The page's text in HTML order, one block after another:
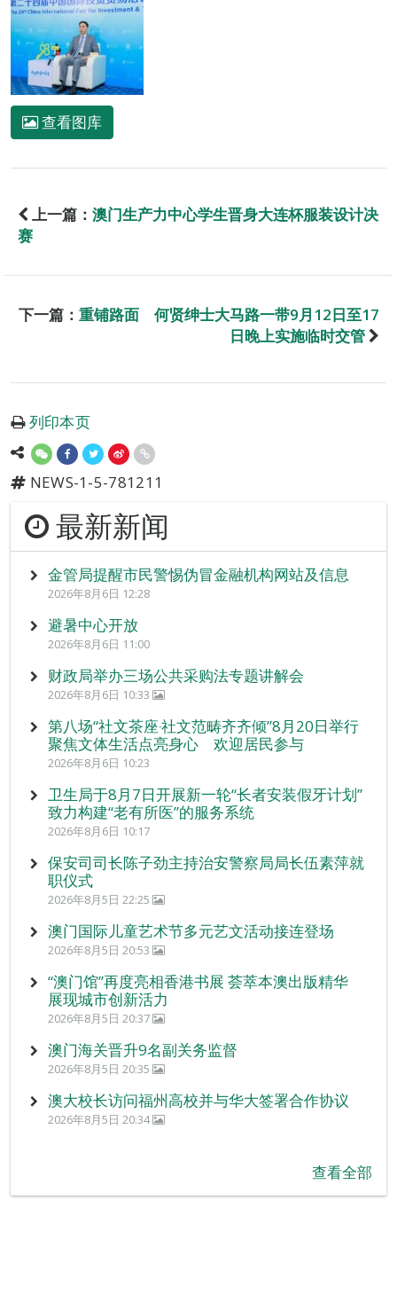
查看图库
上一篇： 澳门生产力中心学生晋身大连杯服装设计决
赛
下一篇： 重铺路面 何贤绅士大马路一带9月12日至17
日晚上实施临时交管
列印本页
NEWS-1-5-781211
最新新闻
金管局提醒市民警惕伪冒金融机构网站及信息
2026年8月6日 12:28
避暑中心开放
2026年8月6日 11:00
财政局举办三场公共采购法专题讲解会
2026年8月6日 10:33
第八场“社文茶座‧社文范畴齐齐倾”8月20日举行
聚焦文体生活点亮身心 欢迎居民参与
2026年8月6日 10:23
卫生局于8月7日开展新一轮“长者安装假牙计划”
致力构建“老有所医”的服务系统
2026年8月6日 10:17
保安司司长陈子劲主持治安警察局局长伍素萍就
职仪式
2026年8月5日 22:25
澳门国际儿童艺术节多元艺文活动接连登场
2026年8月5日 20:53
“澳门馆”再度亮相香港书展 荟萃本澳出版精华
展现城市创新活力
2026年8月5日 20:37
澳门海关晋升9名副关务监督
2026年8月5日 20:35
澳大校长访问福州高校并与华大签署合作协议
2026年8月5日 20:34
查看全部